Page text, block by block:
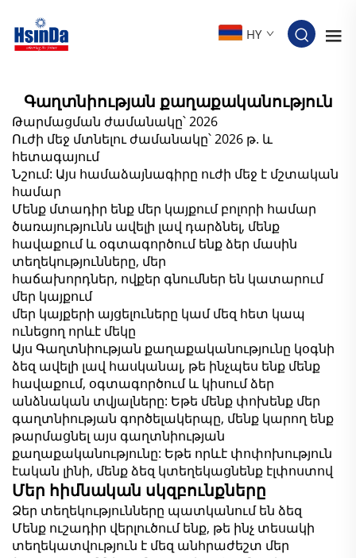
HY
Գաղտնիության քաղաքականություն
Թարմացման ժամանակը՝ 2026
Ուժի մեջ մտնելու ժամանակը՝ 2026 թ. և
հետագայում
Նշում: Այս համաձայնագիրը ուժի մեջ է մշտական
համար
Մենք մտադիր ենք մեր կայքում բոլորի համար
ծառայությունն ավելի լավ դարձնել, մենք
հավաքում և օգտագործում ենք ձեր մասին
տեղեկությունները, մեր
հաճախորդներ, ովքեր գնումներ են կատարում
մեր կայքում
մեր կայքերի այցելուները կամ մեզ հետ կապ
ունեցող որևէ մեկը
Այս Գաղտնիության քաղաքականությունը կօգնի
ձեզ ավելի լավ հասկանալ, թե ինչպես ենք մենք
հավաքում, օգտագործում և կիսում ձեր
անձնական տվյալները: Եթե մենք փոխենք մեր
գաղտնիության գործելակերպը, մենք կարող ենք
թարմացնել այս գաղտնիության
քաղաքականությունը: Եթե որևէ փոփոխություն
էական լինի, մենք ձեզ կտեղեկացնենք էլփոստով
Մեր հիմնական սկզբունքները
Ձեր տեղեկությունները պատկանում են ձեզ
Մենք ուշադիր վերլուծում ենք, թե ինչ տեսակի
տեղեկատվություն է մեզ անհրաժեշտ մեր